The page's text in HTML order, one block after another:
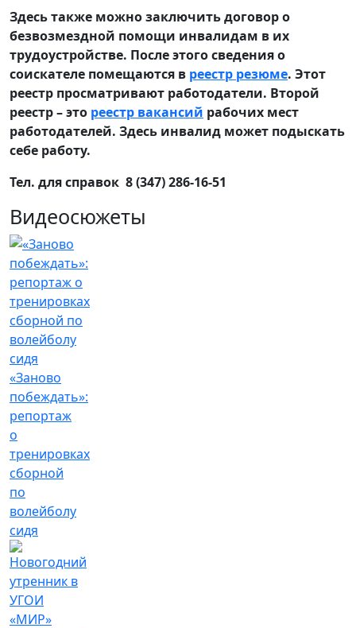
Здесь также можно заключить договор о
безвозмездной помощи инвалидам в их
трудоустройстве. После этого сведения о
соискателе помещаются в реестр резюме. Этот
реестр просматривают работодатели. Второй
реестр – это реестр вакансий рабочих мест
работодателей. Здесь инвалид может подыскать
себе работу.
Тел. для справок 8 (347) 286-16-51
Видеосюжеты
«Заново
побеждать»:
репортаж
о
тренировках
сборной
по
волейболу
сидя